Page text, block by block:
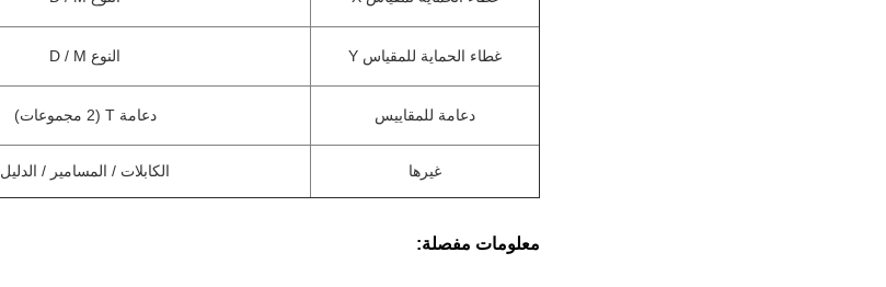
غطاء الحماية للمقياس Y النوع D / M
دعامة للمقاييس دعامة T (2 مجموعات)
غيرها الكابلات / المسامير / الدليل
معلومات مفصلة: